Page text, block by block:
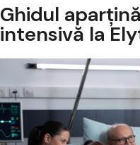
Ghidul
intensivă la